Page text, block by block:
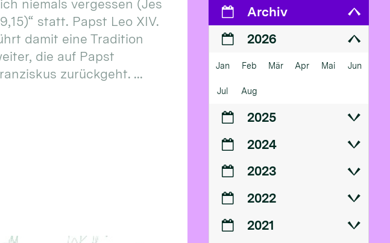
niemals vergessen (Jes
statt. Papst Leo XIV.
damit eine Tradition
die auf Papst
zurückgeht. ...
Archiv
2026
Jan Feb Mär Apr Mai Jun
Jul Aug
2025
2024
2023
2022
2021